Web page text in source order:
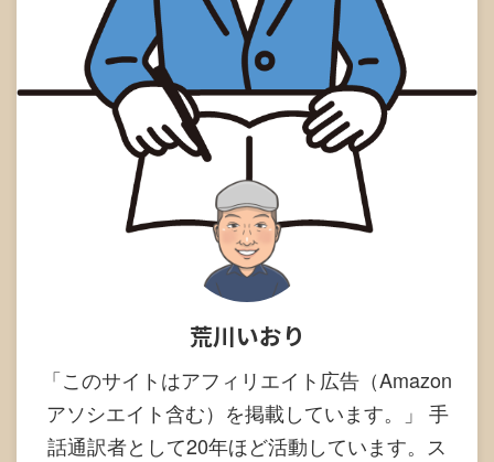
荒川いおり
「このサイトはアフィリエイト広告（Amazon
アソシエイト含む）を掲載しています。」 手
話通訳者として20年ほど活動しています。ス